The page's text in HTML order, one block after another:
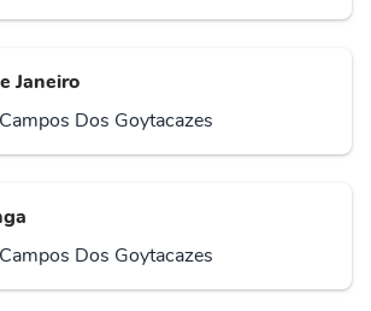
Janeiro
Dos Goytacazes
Dos Goytacazes